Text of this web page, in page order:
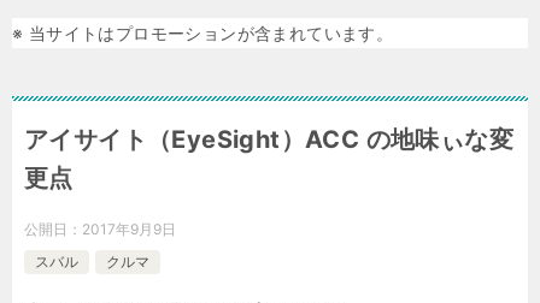
※ 当サイトはプロモーションが含まれています。
アイサイト（EyeSight）ACC の地味ぃな変
更点
公開日： 2017年9月9日
スバル
クルマ